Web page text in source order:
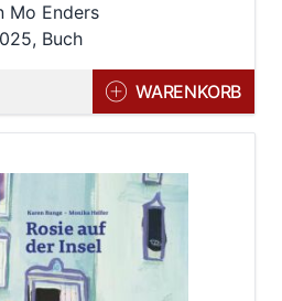
Mo Enders
Buch
WARENKORB